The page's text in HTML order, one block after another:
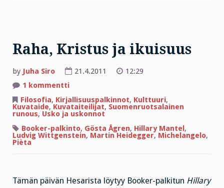
Raha, Kristus ja ikuisuus
by Juha Siro 21.4.2011
12:29
1 kommenttiartikkeliin
Kristus
ja
ikuisuus
Filosofia, Kirjallisuuspalkinnot, Kulttuuri,
Kuvataide, Kuvataiteilijat, Suomenruotsalainen
runous, Usko ja uskonnot
Booker-palkinto, Gösta Ågren, Hillary Mantel,
Ludvig Wittgenstein, Martin Heidegger, Michelangelo,
Pièta
Tämän päivän Hesarista löytyy Booker-palkitun Hillary